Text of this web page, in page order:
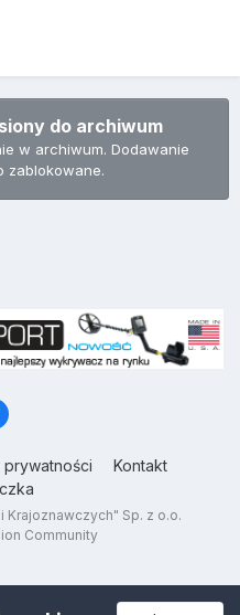
do archiwum
w archiwum. Dodawanie
zablokowane.
prywatności
Kontakt
Krajoznawczych" Sp. z o.o.
Community